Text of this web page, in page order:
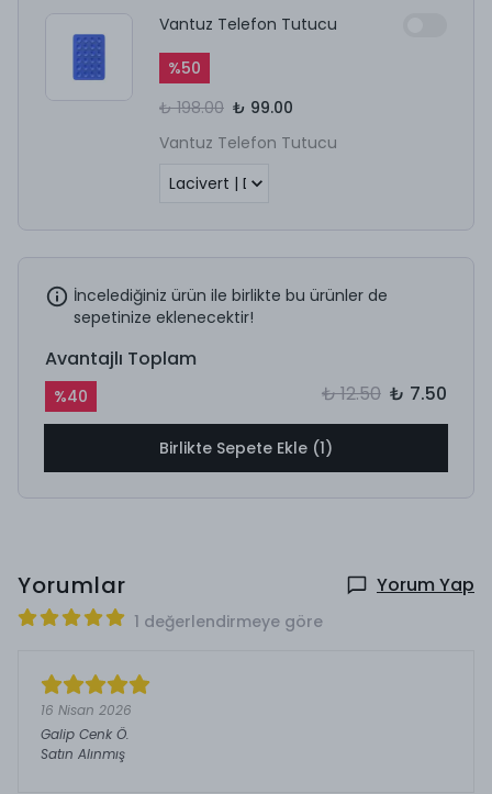
Vantuz Telefon Tutucu
%50
₺ 198.00 ₺ 99.00
Vantuz Telefon Tutucu
İncelediğiniz ürün ile birlikte bu ürünler de
sepetinize eklenecektir!
Avantajlı Toplam
%40 ₺ 12.50 ₺ 7.50
Birlikte Sepete Ekle (1)
Yorumlar Yorum Yap
1 değerlendirmeye göre
16 Nisan 2026
Galip Cenk Ö.
Satın Alınmış